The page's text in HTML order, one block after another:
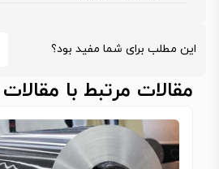
این مطلب برای شما مفید بود؟
مقالات مرتبط با